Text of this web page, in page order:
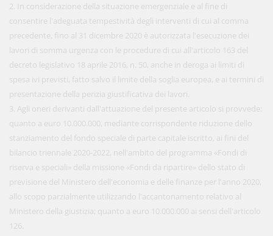
2. In considerazione della situazione emergenziale e al fine di
consentire l'adeguata tempestività degli interventi di cui al comma
precedente, fino al 31 dicembre 2020 è autorizzata l'esecuzione dei
lavori di somma urgenza con le procedure di cui all'articolo 163 del
decreto legislativo 18 aprile 2016, n. 50, anche in deroga ai limiti di
spesa ivi previsti, fatto salvo il limite della soglia europea, e ai termini di
presentazione della perizia giustificativa dei lavori.
3. Agli oneri derivanti dall'attuazione del presente articolo si provvede:
quanto a euro 10.000.000, mediante corrispondente riduzione dello
stanziamento del fondo speciale di parte capitale iscritto, ai fini del
bilancio triennale 2020-2022, nell'ambito del programma «Fondi di
riserva e speciali» della missione «Fondi da ripartire» dello stato di
previsione del Ministero dell'economia e delle finanze per l'anno 2020,
allo scopo parzialmente utilizzando l'accantonamento relativo al
Ministero della giustizia; quanto a euro 10.000.000 ai sensi dell'articolo
126.